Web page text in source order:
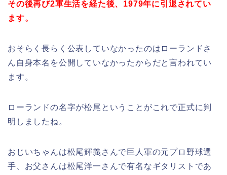
その後再び2軍生活を経た後、1979年に引退されてい
ます。
おそらく長らく公表していなかったのはローランドさ
ん自身本名を公開していなかったからだと言われてい
ます。
ローランドの名字が松尾ということがこれで正式に判
明しましたね。
おじいちゃんは松尾輝義さんで巨人軍の元プロ野球選
手、お父さんは松尾洋一さんで有名なギタリストであ